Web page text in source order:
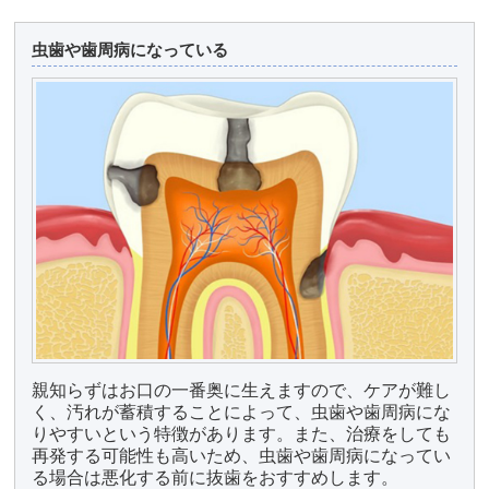
虫歯や歯周病になっている
親知らずはお口の一番奥に生えますので、ケアが難し
く、汚れが蓄積することによって、虫歯や歯周病にな
りやすいという特徴があります。また、治療をしても
再発する可能性も高いため、虫歯や歯周病になってい
る場合は悪化する前に抜歯をおすすめします。